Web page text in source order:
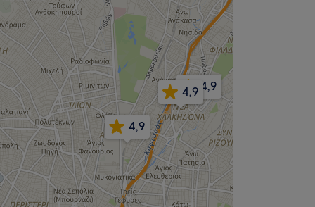
4,9
4,9
4,9